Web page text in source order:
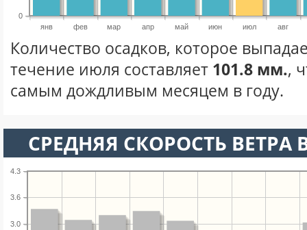
янв фев мар апр май июн июл авг
0
Количество осадков, которое
течение июля составляет 101.8 мм.,
самым дождливым месяцем в году.
СРЕДНЯЯ СКОРОСТЬ
3.0
3.6
4.3